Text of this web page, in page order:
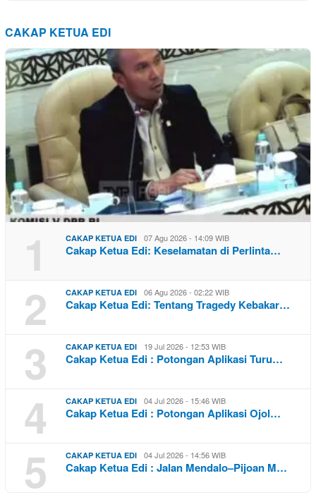
CAKAP KETUA EDI
1 CAKAP KETUA EDI 07 Agu 2026 - 14:09 WIB
Cakap Ketua Edi: Keselamatan di Perlinta…
2 CAKAP KETUA EDI 06 Agu 2026 - 02:22 WIB
Cakap Ketua Edi: Tentang Tragedy Kebakar…
3 CAKAP KETUA EDI 19 Jul 2026 - 12:53 WIB
Cakap Ketua Edi : Potongan Aplikasi Turu…
4 CAKAP KETUA EDI 04 Jul 2026 - 15:46 WIB
Cakap Ketua Edi : Potongan Aplikasi Ojol…
5 CAKAP KETUA EDI 04 Jul 2026 - 14:56 WIB
Cakap Ketua Edi : Jalan Mendalo–Pijoan M…